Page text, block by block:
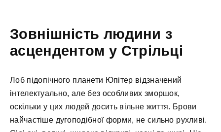
Зовнішність людини з
асцендентом у Стрільці
Лоб підопічного планети Юпітер відзначений
інтелектуально, але без особливих зморшок,
оскільки у цих людей досить вільне життя. Брови
найчастіше дугоподібної форми, не сильно рухливі.